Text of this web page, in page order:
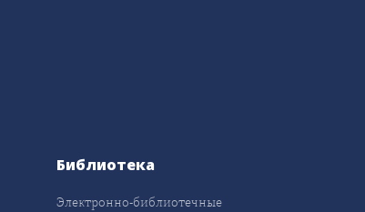
Библиотека
Электронно-библиотечные